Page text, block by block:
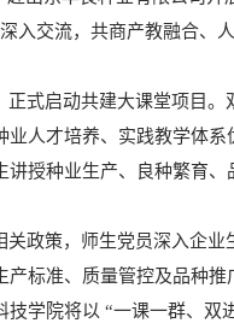
入交流，共商产教融合、
式启动共建大课堂项目。
人才培养、实践教学体
授种业生产、良种繁育、
政策，师生党员深入企业
标准、质量管控及品种推
学院将以 “一课一群、双